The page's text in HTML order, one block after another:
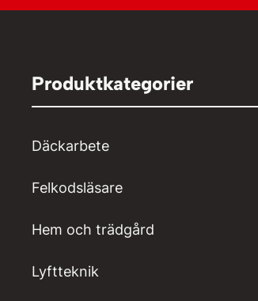
Produktkategorier
Däckarbete
Felkodsläsare
Hem och trädgård
Lyftteknik